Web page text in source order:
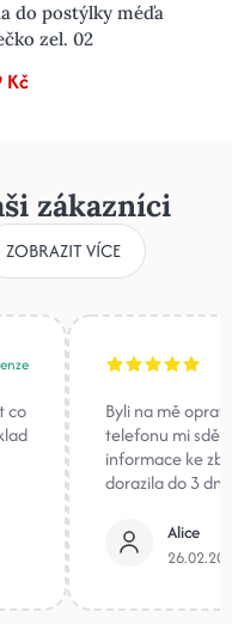
do postýlky méďa
zel. 02
Kč
zákazníci
ZOBRAZIT VÍCE
co
Byli na mě
telefonu mi
informace ke
dorazila do 3
Alice